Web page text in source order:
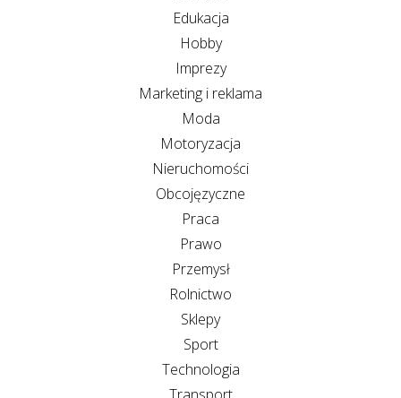
Edukacja
Hobby
Imprezy
Marketing i reklama
Moda
Motoryzacja
Nieruchomości
Obcojęzyczne
Praca
Prawo
Przemysł
Rolnictwo
Sklepy
Sport
Technologia